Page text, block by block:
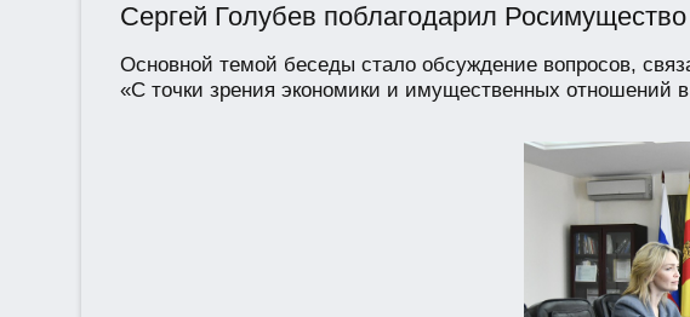
Сергей Голубев поблагодарил
Основной темой беседы стало обсуждение вопросов,
«С точки зрения экономики и имущественных отношений